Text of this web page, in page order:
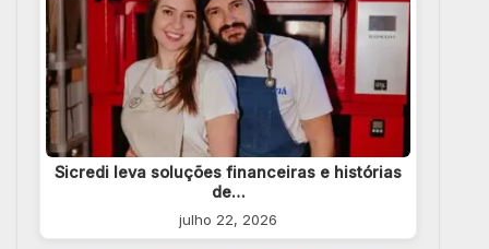
Sicredi leva soluções financeiras e histórias
de…
julho 22, 2026